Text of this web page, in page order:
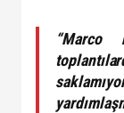
“Marco